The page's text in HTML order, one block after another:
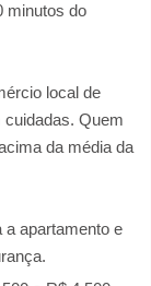
minutos do
local de
Quem
da média da
apartamento e